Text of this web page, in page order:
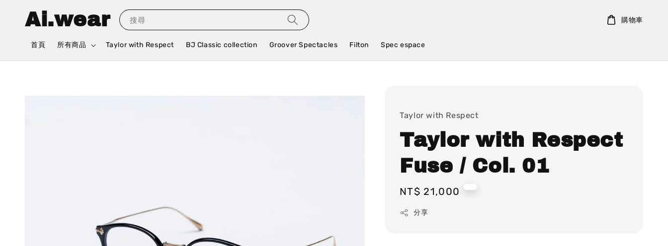
Ai.wear 搜尋
首頁 所有商品 Taylor with Respect BJ Classic collection Groover Spectacles Filton Spec espace
購物車
Taylor with Respect
Taylor with Respect
Fuse / Col. 01
Regular
price
NT$ 21,000
分享